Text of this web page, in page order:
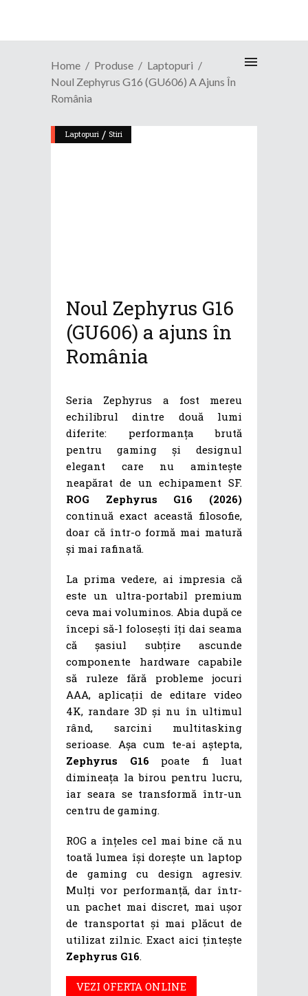
Home Produse
Laptopuri
Noul Zephyrus G16 (GU606) A Ajuns În
România
Laptopuri / Stiri
Noul Zephyrus G16
(GU606) a ajuns în
România
Seria Zephyrus a fost mereu
echilibrul dintre două lumi
diferite: performanța brută
pentru gaming și designul
elegant care nu amintește
neapărat de un echipament SF.
ROG Zephyrus G16 (2026)
continuă exact această filosofie,
doar că într-o formă mai matură
și mai rafinată.
La prima vedere, ai impresia că
este un ultra-portabil premium
ceva mai voluminos. Abia după ce
începi să-l folosești îți dai seama
că șasiul subțire ascunde
componente hardware capabile
să ruleze fără probleme jocuri
AAA, aplicații de editare video
4K, randare 3D și nu în ultimul
rând, sarcini multitasking
serioase. Așa cum te-ai aștepta,
Zephyrus G16poate fi luat
dimineața la birou pentru lucru,
iar seara se transformă într-un
centru de gaming.
ROG a înțeles cel mai bine că nu
toată lumea își dorește un laptop
de gaming cu design agresiv.
Mulți vor performanță, dar într-
un pachet mai discret, mai ușor
de transportat și mai plăcut de
utilizat zilnic. Exact aici țintește
Zephyrus G16.
VEZI OFERTA ONLINE